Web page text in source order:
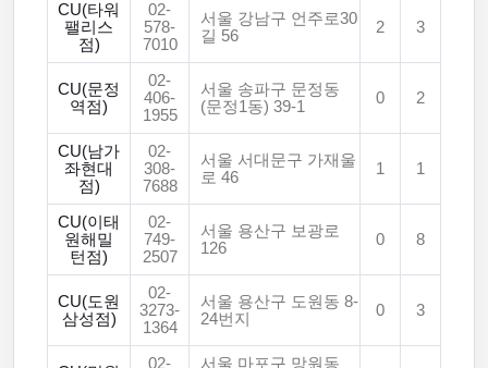
CU(타워
팰리스
점)
02-
578-
7010
서울 강남구 언주로30
길 56
2 3
CU(문정
역점)
02-
406-
1955
서울 송파구 문정동
(문정1동) 39-1
0 2
CU(남가
좌현대
점)
02-
308-
7688
서울 서대문구 가재울
로 46
1 1
CU(이태
원해밀
턴점)
02-
749-
2507
서울 용산구 보광로
126
0 8
CU(도원
삼성점)
02-
3273-
1364
서울 용산구 도원동 8-
24번지
0 3
02-
서울 마포구 망원동